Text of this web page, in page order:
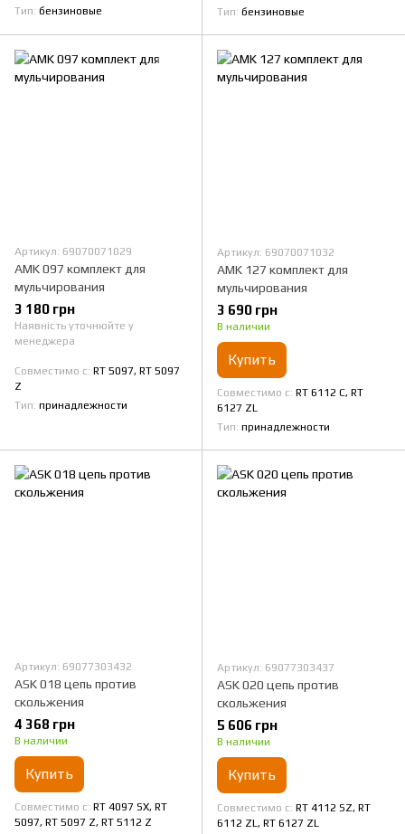
Тип бензиновые
Тип бензиновые
Артикул: 69070071029
AMK 097 комплект для
мульчирования
3 180 грн
Наявність уточнюйте у
менеджера
Совместимо с RT 5097, RT 5097
Z
Тип принадлежности
Артикул: 69070071032
AMK 127 комплект для
мульчирования
3 690 грн
В наличии
Купить
Совместимо с RT 6112 C, RT
6127 ZL
Тип принадлежности
Артикул: 69077303432
ASK 018 цепь против
скольжения
4 368 грн
В наличии
Купить
Совместимо с RT 4097 SX, RT
5097, RT 5097 Z, RT 5112 Z
Артикул: 69077303437
ASK 020 цепь против
скольжения
5 606 грн
В наличии
Купить
Совместимо с RT 4112 SZ, RT
6112 ZL, RT 6127 ZL